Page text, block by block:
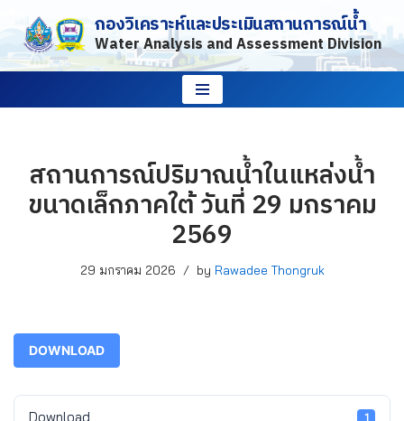
Skip
to
กองวิเคราะห์และประเมินสถานการณ์น้ำ
Water Analysis and Assessment Division
สถานการณ์ปริมาณน้ำในแหล่งน้ำ
ขนาดเล็กภาคใต้ วันที่ 29 มกราคม
2569
29 มกราคม 2026 by Rawadee Thongruk
DOWNLOAD
Download 1